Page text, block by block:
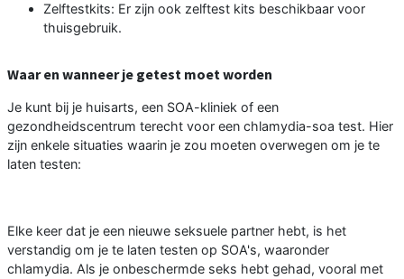
Zelftestkits: Er zijn ook zelftest kits beschikbaar voor
thuisgebruik.
Waar en wanneer je getest moet worden
Je kunt bij je huisarts, een SOA-kliniek of een
gezondheidscentrum terecht voor een chlamydia-soa test. Hier
zijn enkele situaties waarin je zou moeten overwegen om je te
laten testen:
Elke keer dat je een nieuwe seksuele partner hebt, is het
verstandig om je te laten testen op SOA's, waaronder
chlamydia. Als je onbeschermde seks hebt gehad, vooral met